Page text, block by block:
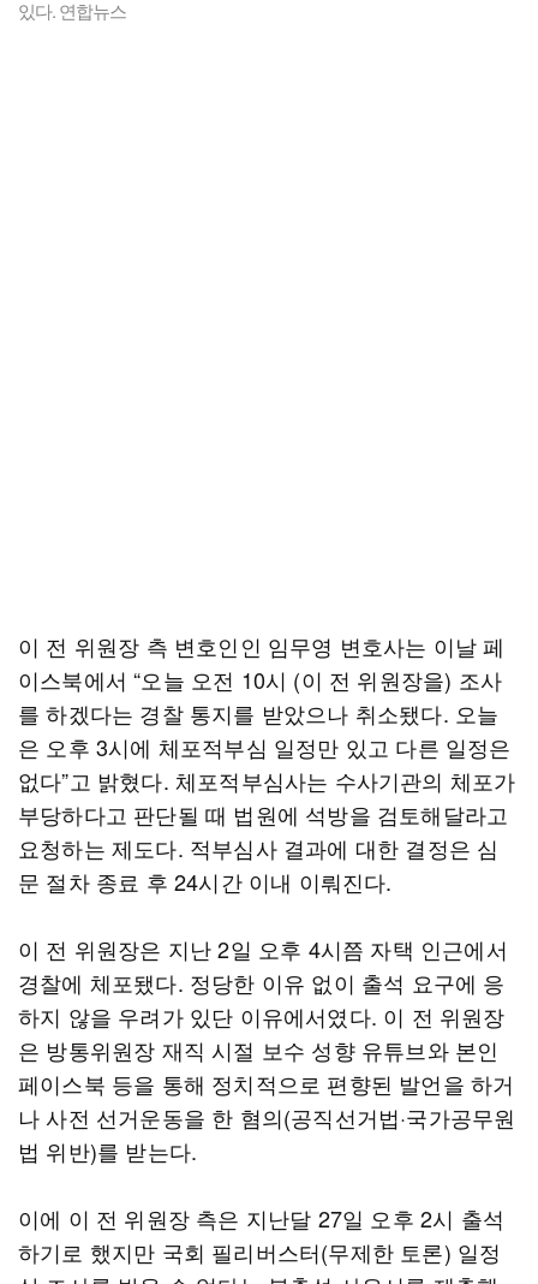
있다. 연합뉴스
이 전 위원장 측 변호인인 임무영 변호사는 이날 페
이스북에서 “오늘 오전 10시 (이 전 위원장을) 조사
를 하겠다는 경찰 통지를 받았으나 취소됐다. 오늘
은 오후 3시에 체포적부심 일정만 있고 다른 일정은
없다”고 밝혔다. 체포적부심사는 수사기관의 체포가
부당하다고 판단될 때 법원에 석방을 검토해달라고
요청하는 제도다. 적부심사 결과에 대한 결정은 심
문 절차 종료 후 24시간 이내 이뤄진다.
이 전 위원장은 지난 2일 오후 4시쯤 자택 인근에서
경찰에 체포됐다. 정당한 이유 없이 출석 요구에 응
하지 않을 우려가 있단 이유에서였다. 이 전 위원장
은 방통위원장 재직 시절 보수 성향 유튜브와 본인
페이스북 등을 통해 정치적으로 편향된 발언을 하거
나 사전 선거운동을 한 혐의(공직선거법·국가공무원
법 위반)를 받는다.
이에 이 전 위원장 측은 지난달 27일 오후 2시 출석
하기로 했지만 국회 필리버스터(무제한 토론) 일정